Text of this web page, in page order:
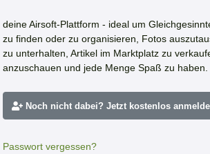
deine Airsoft-Plattform - ideal um
zu finden oder zu organisieren, Fotos
zu unterhalten, Artikel im Marktplatz zu
anzuschauen und jede Menge Spaß zu haben.
Noch nicht dabei? Jetzt kostenlos
Passwort vergessen?